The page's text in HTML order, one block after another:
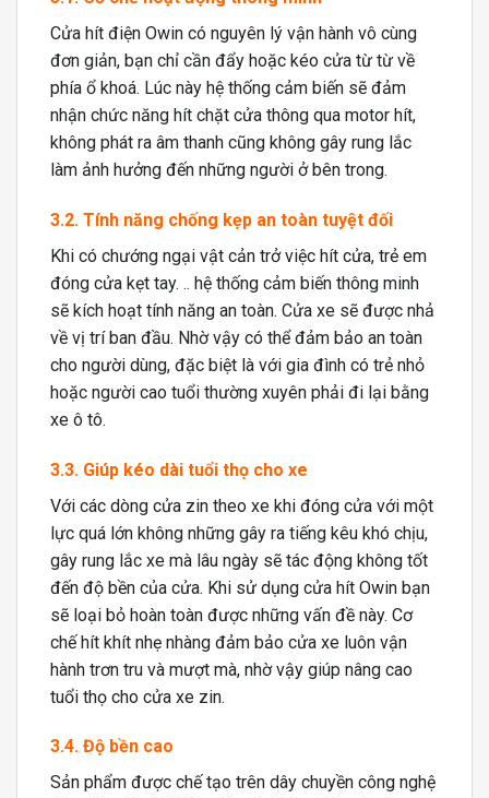
Cửa hít điện Owin có nguyên lý vận hành vô cùng
đơn giản, bạn chỉ cần đẩy hoặc kéo cửa từ từ về
phía ổ khoá. Lúc này hệ thống cảm biến sẽ đảm
nhận chức năng hít chặt cửa thông qua motor hít,
không phát ra âm thanh cũng không gây rung lắc
làm ảnh hưởng đến những người ở bên trong.
3.2. Tính năng chống kẹp an toàn tuyệt đối
Khi có chướng ngại vật cản trở việc hít cửa, trẻ em
đóng cửa kẹt tay. .. hệ thống cảm biến thông minh
sẽ kích hoạt tính năng an toàn. Cửa xe sẽ được nhả
về vị trí ban đầu. Nhờ vậy có thể đảm bảo an toàn
cho người dùng, đặc biệt là với gia đình có trẻ nhỏ
hoặc người cao tuổi thường xuyên phải đi lại bằng
xe ô tô.
3.3. Giúp kéo dài tuổi thọ cho xe
Với các dòng cửa zin theo xe khi đóng cửa với một
lực quá lớn không những gây ra tiếng kêu khó chịu,
gây rung lắc xe mà lâu ngày sẽ tác động không tốt
đến độ bền của cửa. Khi sử dụng cửa hít Owin bạn
sẽ loại bỏ hoàn toàn được những vấn đề này. Cơ
chế hít khít nhẹ nhàng đảm bảo cửa xe luôn vận
hành trơn tru và mượt mà, nhờ vậy giúp nâng cao
tuổi thọ cho cửa xe zin.
3.4. Độ bền cao
Sản phẩm được chế tạo trên dây chuyền công nghệ